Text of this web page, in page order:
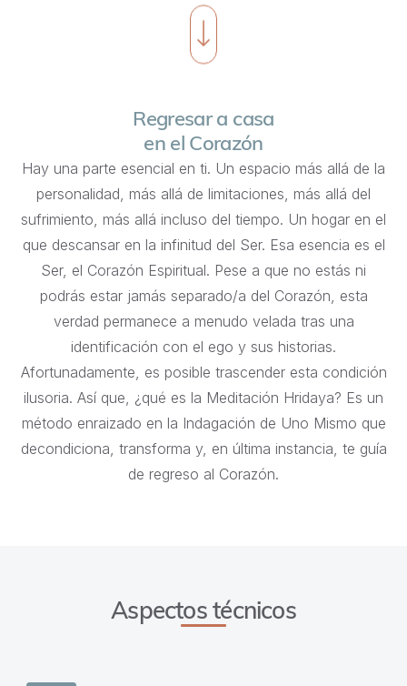
Regresar a casa
en el Corazón
Hay una parte esencial en ti. Un espacio más allá de la
personalidad, más allá de limitaciones, más allá del
sufrimiento, más allá incluso del tiempo. Un hogar en el
que descansar en la infinitud del Ser. Esa esencia es el
Ser, el Corazón Espiritual. Pese a que no estás ni
podrás estar jamás separado/a del Corazón, esta
verdad permanece a menudo velada tras una
identificación con el ego y sus historias.
Afortunadamente, es posible trascender esta condición
ilusoria. Así que, ¿qué es la Meditación Hridaya? Es un
método enraizado en la Indagación de Uno Mismo que
decondiciona, transforma y, en última instancia, te guía
de regreso al Corazón.
Aspectos técnicos